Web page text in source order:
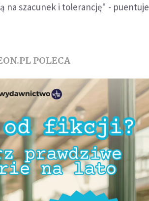
na szacunek i tolerancję" - puentuje
POLECA